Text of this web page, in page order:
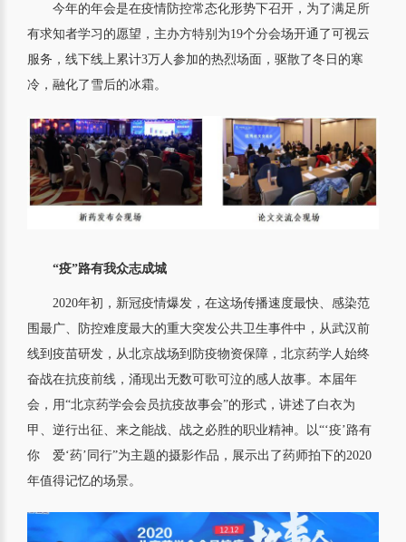
今年的年会是在疫情防控常态化形势下召开，为了满足所
有求知者学习的愿望，主办方特别为19个分会场开通了可视云
服务，线下线上累计3万人参加的热烈场面，驱散了冬日的寒
冷，融化了雪后的冰霜。
“疫”路有我众志成城
2020年初，新冠疫情爆发，在这场传播速度最快、感染范
围最广、防控难度最大的重大突发公共卫生事件中，从武汉前
线到疫苗研发，从北京战场到防疫物资保障，北京药学人始终
奋战在抗疫前线，涌现出无数可歌可泣的感人故事。本届年
会，用“北京药学会会员抗疫故事会”的形式，讲述了白衣为
甲、逆行出征、来之能战、战之必胜的职业精神。以“‘疫’路有
你 爱‘药’同行”为主题的摄影作品，展示出了药师拍下的2020
年值得记忆的场景。